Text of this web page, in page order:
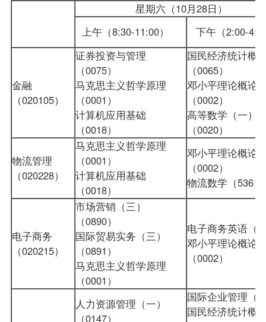
星期六（10月28日）
上午（8:30-11:00）
下午（2:00-
金融
（020105）
证券投资与管理
（0075）
马克思主义哲学原理
（0001）
计算机应用基础
（0018）
国民经济统计概
（0065）
邓小平理论概论
（0002）
高等数学（一）
（0020）
物流管理
（020228）
马克思主义哲学原理
（0001）
计算机应用基础
（0018）
邓小平理论概论
（0002）
物流数学（
电子商务
（020215）
市场营销（三）
（0890）
国际贸易实务（三）
（0891）
马克思主义哲学原理
（0001）
电子商务英语（
邓小平理论概论
（0002）
人力资源管理（一）
（0147）
国际企业管理（
国民经济统计概